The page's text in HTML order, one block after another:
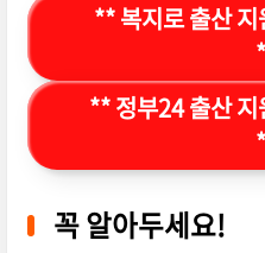
** 복지로 출산
** 정부24 출산 지
꼭 알아두세요!